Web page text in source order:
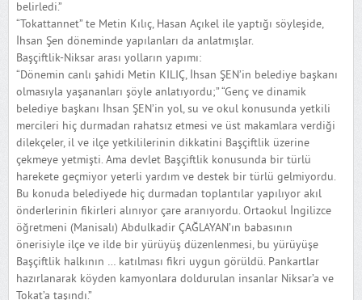
belirledi.”
“Tokattannet” te Metin Kılıç, Hasan Açıkel ile yaptığı söyleşide,
İhsan Şen döneminde yapılanları da anlatmışlar.
Başçiftlik-Niksar arası yolların yapımı:
“Dönemin canlı şahidi Metin KILIÇ, İhsan ŞEN’in belediye başkanı
olmasıyla yaşananları şöyle anlatıyordu;” “Genç ve dinamik
belediye başkanı İhsan ŞEN’in yol, su ve okul konusunda yetkili
mercileri hiç durmadan rahatsız etmesi ve üst makamlara verdiği
dilekçeler, il ve ilçe yetkililerinin dikkatini Başçiftlik üzerine
çekmeye yetmişti. Ama devlet Başçiftlik konusunda bir türlü
harekete geçmiyor yeterli yardım ve destek bir türlü gelmiyordu.
Bu konuda belediyede hiç durmadan toplantılar yapılıyor akıl
önderlerinin fikirleri alınıyor çare aranıyordu. Ortaokul İngilizce
öğretmeni (Manisalı) Abdulkadir ÇAĞLAYAN’ın babasının
önerisiyle ilçe ve ilde bir yürüyüş düzenlenmesi, bu yürüyüşe
Başçiftlik halkının … katılması fikri uygun görüldü. Pankartlar
hazırlanarak köyden kamyonlara doldurulan insanlar Niksar’a ve
Tokat’a taşındı.”